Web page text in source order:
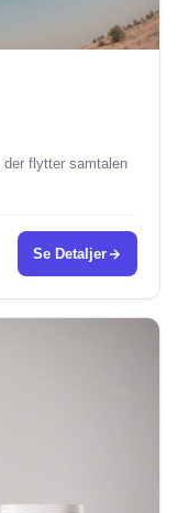
der flytter samtalen
Se Detaljer